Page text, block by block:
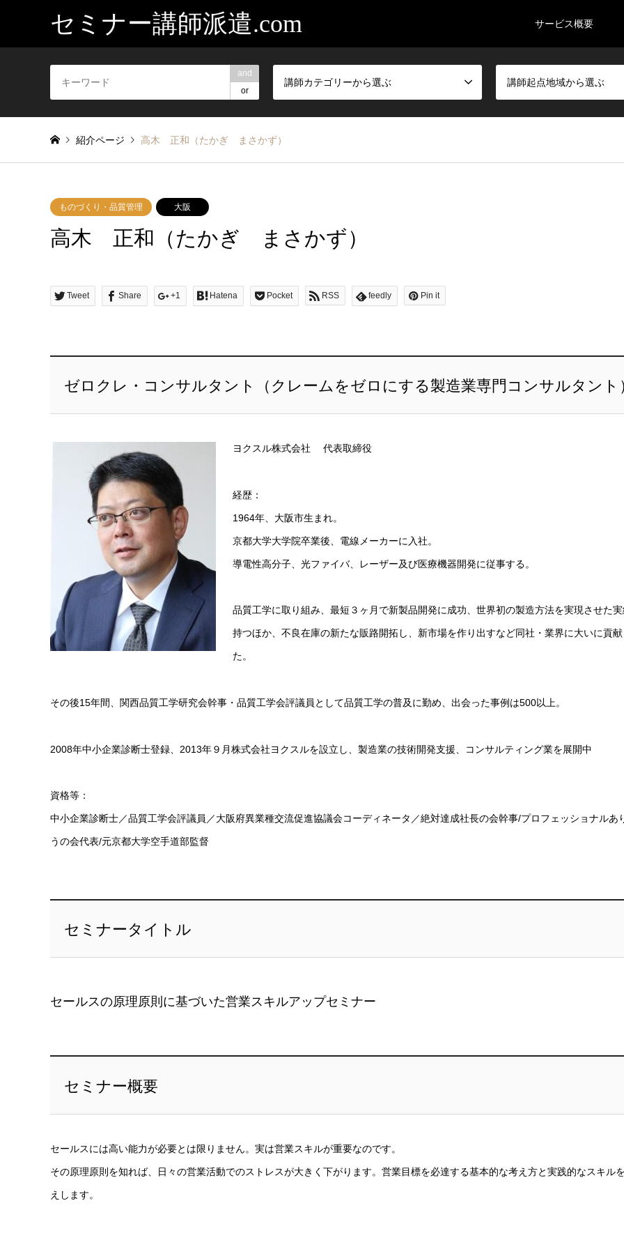
セミナー講師派遣.com サービス概要
and
or
講師カテゴリーから選ぶ 講師起点地域から選ぶ
紹介ページ 高木 正和（たかぎ まさかず）
ものづくり・品質管理 大阪
高木 正和（たかぎ まさかず）
Tweet Share +1 Hatena Pocket RSS feedly Pin it
ゼロクレ・コンサルタント（クレームをゼロにする製造業専門コンサルタント
ヨクスル株式会社 代表取締役
経歴：
1964年、大阪市生まれ。
京都大学大学院卒業後、電線メーカーに入社。
導電性高分子、光ファイバ、レーザー及び医療機器開発に従事する。
品質工学に取り組み、最短３ヶ月で新製品開発に成功、世界初の製造方法を実現させた
持つほか、不良在庫の新たな販路開拓し、新市場を作り出すなど同社・業界に大いに貢
た。
その後15年間、関西品質工学研究会幹事・品質工学会評議員として品質工学の普及に勤め、出会った事例は500以上。
2008年中小企業診断士登録、2013年９月株式会社ヨクスルを設立し、製造業の技術開発支援、コンサルティング業を展開中
資格等：
中小企業診断士／品質工学会評議員／大阪府異業種交流促進協議会コーディネータ／絶対達成社長の会幹事/プロフェッショナルあ
うの会代表/元京都大学空手道部監督
セミナータイトル
セールスの原理原則に基づいた営業スキルアップセミナー
セミナー概要
セールスには高い能力が必要とは限りません。実は営業スキルが重要なのです。
その原理原則を知れば、日々の営業活動でのストレスが大きく下がります。営業目標を必達する基本的な考え方と実践的なスキル
えします。